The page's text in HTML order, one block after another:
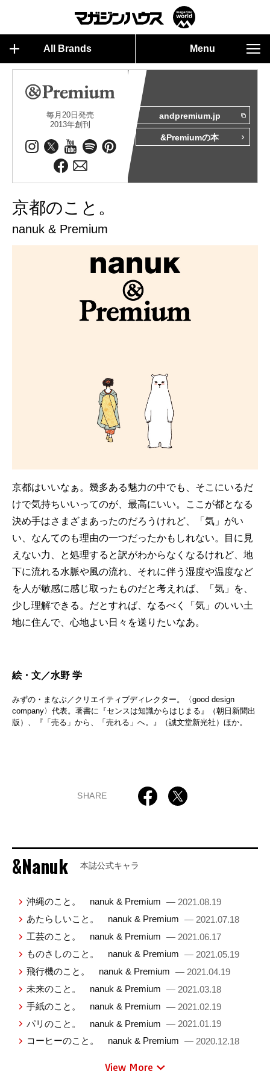
All Brands Menu
毎月20日発売
2013年創刊
andpremium.jp
&Premiumの本
京都のこと。
nanuk & Premium
京都はいいなぁ。幾多ある魅力の中でも、そこにいるだ
けで気持ちいいってのが、最高にいい。ここが都となる
決め手はさまざまあったのだろうけれど、「気」がい
い、なんてのも理由の一つだったかもしれない。目に見
えない力、と処理すると訳がわからなくなるけれど、地
下に流れる水脈や風の流れ、それに伴う湿度や温度など
を人が敏感に感じ取ったものだと考えれば、「気」を、
少し理解できる。だとすれば、なるべく「気」のいい土
地に住んで、心地よい日々を送りたいなあ。
絵・文／水野 学
みずの・まなぶ／クリエイティブディレクター。〈good design
company〉代表。著書に『センスは知識からはじまる』（朝日新聞出
版）、『「売る」から、「売れる」へ。』（誠文堂新光社）ほか。
SHARE
&Nanuk 本誌公式キャラ
沖縄のこと。 nanuk & Premium — 2021.08.19
あたらしいこと。 nanuk & Premium — 2021.07.18
工芸のこと。 nanuk & Premium — 2021.06.17
ものさしのこと。 nanuk & Premium — 2021.05.19
飛行機のこと。 nanuk & Premium — 2021.04.19
未来のこと。 nanuk & Premium — 2021.03.18
手紙のこと。 nanuk & Premium — 2021.02.19
パリのこと。 nanuk & Premium — 2021.01.19
コーヒーのこと。 nanuk & Premium — 2020.12.18
View More